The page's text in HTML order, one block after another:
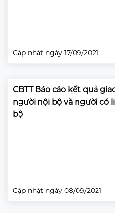
Cập nhật ngày 17/09/2021
CBTT Báo cáo kết quả
người nội bộ và người có
bộ
Cập nhật ngày 08/09/2021